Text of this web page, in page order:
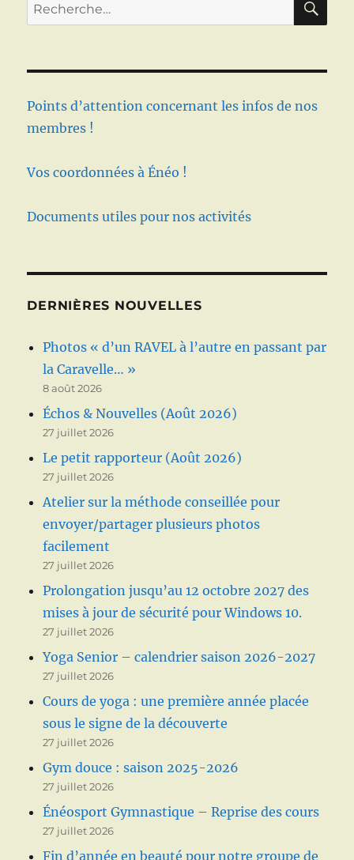
pour :
Points d’attention concernant les infos de nos
membres !
Vos coordonnées à Énéo !
Documents utiles pour nos activités
DERNIÈRES NOUVELLES
Photos « d’un RAVEL à l’autre en passant par
la Caravelle… »
8 août 2026
Échos & Nouvelles (Août 2026)
27 juillet 2026
Le petit rapporteur (Août 2026)
27 juillet 2026
Atelier sur la méthode conseillée pour
envoyer/partager plusieurs photos
facilement
27 juillet 2026
Prolongation jusqu’au 12 octobre 2027 des
mises à jour de sécurité pour Windows 10.
27 juillet 2026
Yoga Senior – calendrier saison 2026-2027
27 juillet 2026
Cours de yoga : une première année placée
sous le signe de la découverte
27 juillet 2026
Gym douce : saison 2025-2026
27 juillet 2026
Énéosport Gymnastique – Reprise des cours
27 juillet 2026
Fin d’année en beauté pour notre groupe de